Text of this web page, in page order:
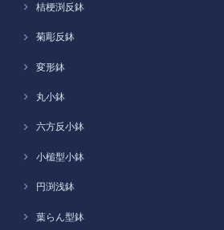
桔梗渕反鉢
菊彫反鉢
変形鉢
丸小鉢
六方反小鉢
小槌型小鉢
円渕浅鉢
葉らん型鉢